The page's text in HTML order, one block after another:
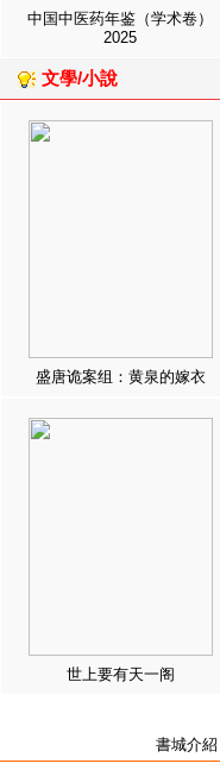
中国中医药年鉴（学术卷）
2025
文學/小說
盛唐诡案组：黄泉的嫁衣
世上要有天一阁
書城介紹